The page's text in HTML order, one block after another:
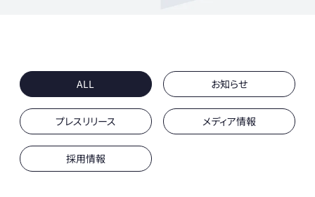
ALL お知らせ
プレスリリース メディア情報
採用情報